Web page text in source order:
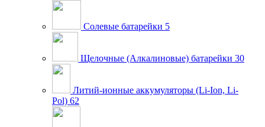
Солевые батарейки 5
Щелочные (Алкалиновые) батарейки 30
Литий-ионные аккумуляторы (Li-Ion, Li-
Pol) 62